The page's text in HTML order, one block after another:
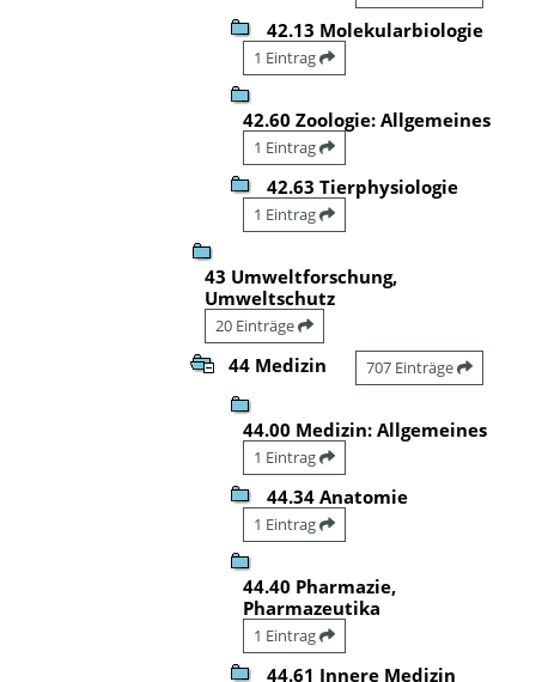
42.13 Molekularbiologie
1 Eintrag
42.60 Zoologie: Allgemeines
1 Eintrag
42.63 Tierphysiologie
1 Eintrag
43 Umweltforschung,
Umweltschutz
20 Einträge
44 Medizin 707 Einträge
44.00 Medizin: Allgemeines
1 Eintrag
44.34 Anatomie
1 Eintrag
44.40 Pharmazie,
Pharmazeutika
1 Eintrag
44.61 Innere Medizin